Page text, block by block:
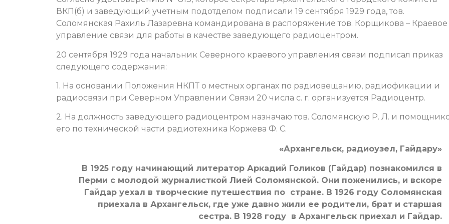
ВКП(б) и заведующий учетным подотделом подписали 19 сентября 1929 года, тов.
Соломянская Рахиль Лазаревна командирована в распоряжение тов. Корщикова – Краевое
управление связи для работы в качестве заведующего радиоцентром.
20 сентября 1929 года начальник Северного краевого управления связи подписал приказ
следующего содержания:
1. На основании Положения НКПТ о местных органах по радиовещанию, радиофикации и
радиосвязи при Северном Управлении Связи 20 числа с. г. организуется Радиоцентр.
2. На должность заведующего радиоцентром назначаю тов. Соломянскую Р. Л. и
его по технической части радиотехника Коржева Ф. С.
«Архангельск, радиоузел, Гайдару»
В 1925 году начинающий литератор Аркадий Голиков (Гайдар) познакомился в
Перми с молодой журналисткой Лией Соломянской. Они поженились, и вскоре
Гайдар уехал в творческие путешествия по стране. В 1926 году Соломянская
приехала в Архангельск, где уже давно жили ее родители, брат и старшая
сестра. В 1928 году в Архангельск приехал и Гайдар.